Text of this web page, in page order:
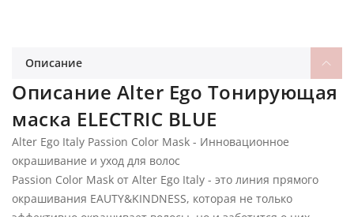
Описание
Описание Alter Ego Тонирующая
маска ELECTRIC BLUE
Alter Ego Italy Passion Color Mask - Инновационное
окрашивание и уход для волос
Passion Color Mask от Alter Ego Italy - это линия прямого
окрашивания EAUTY&KINDNESS, которая не только